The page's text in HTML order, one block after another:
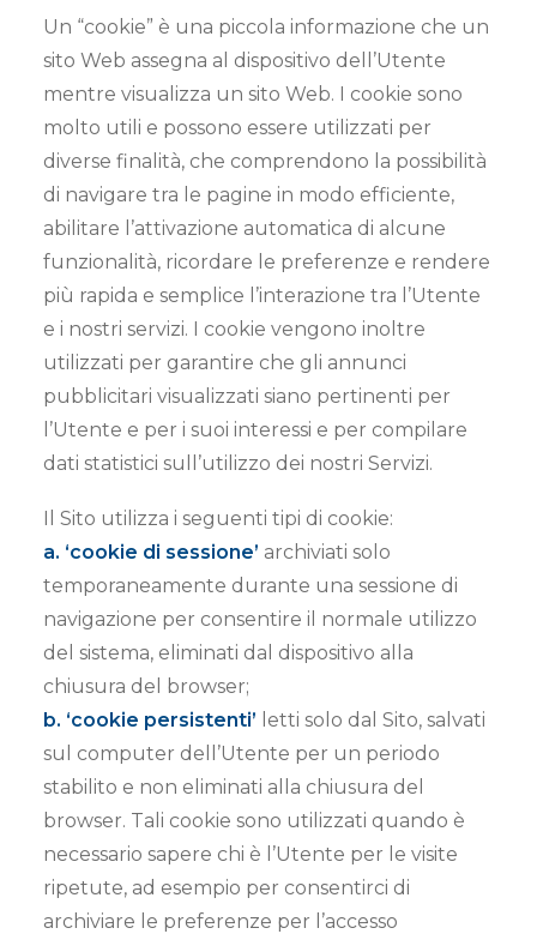
Un “cookie” è una piccola informazione che un
sito Web assegna al dispositivo dell’Utente
mentre visualizza un sito Web. I cookie sono
molto utili e possono essere utilizzati per
diverse finalità, che comprendono la possibilità
di navigare tra le pagine in modo efficiente,
abilitare l’attivazione automatica di alcune
funzionalità, ricordare le preferenze e rendere
più rapida e semplice l’interazione tra l’Utente
e i nostri servizi. I cookie vengono inoltre
utilizzati per garantire che gli annunci
pubblicitari visualizzati siano pertinenti per
l’Utente e per i suoi interessi e per compilare
dati statistici sull’utilizzo dei nostri Servizi.
Il Sito utilizza i seguenti tipi di cookie:
a. ‘cookie di sessione’ archiviati solo
temporaneamente durante una sessione di
navigazione per consentire il normale utilizzo
del sistema, eliminati dal dispositivo alla
chiusura del browser;
b. ‘cookie persistenti’ letti solo dal Sito, salvati
sul computer dell’Utente per un periodo
stabilito e non eliminati alla chiusura del
browser. Tali cookie sono utilizzati quando è
necessario sapere chi è l’Utente per le visite
ripetute, ad esempio per consentirci di
archiviare le preferenze per l’accesso